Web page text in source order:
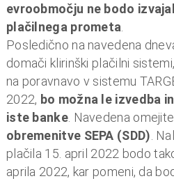
evroobmočju ne bodo
plačilnega prometa
Posledično na navedena
domači klirinški plačilni
na poravnavo v sistemu
2022, bo možna le izvedba
iste banke. Navedena
obremenitve SEPA (SDD) .
plačila 15. april 2022 bodo
aprila 2022, kar pomeni, da